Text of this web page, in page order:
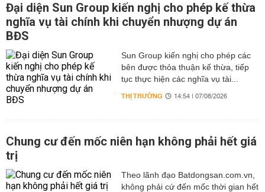
Đại diện Sun Group kiến nghị cho phép kế thừa
nghĩa vụ tài chính khi chuyển nhượng dự án
BĐS
Sun Group kiến nghị cho phép các
bên được thỏa thuận kế thừa, tiếp
tục thực hiện các nghĩa vụ tài...
THỊ TRƯỜNG 14:54 | 07/08/2026
Chung cư đến mốc niên hạn không phải hết giá
trị
Theo lãnh đạo Batdongsan.com.vn,
không phải cứ đến mốc thời gian hết